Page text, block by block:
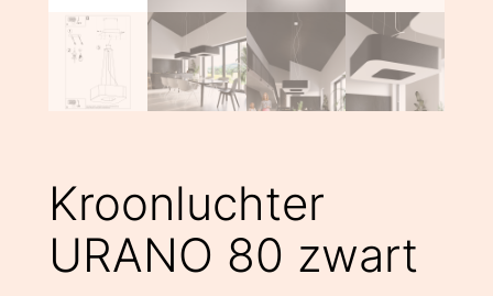
Kroonluchter
URANO 80 zwart